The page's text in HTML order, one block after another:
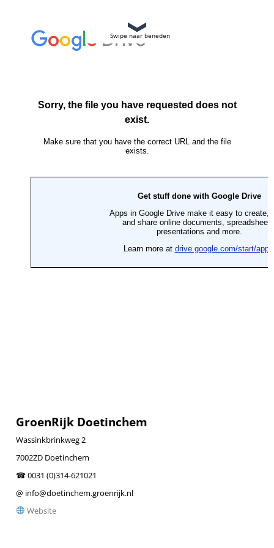
Swipe naar beneden
GroenRijk Doetinchem
Wassinkbrinkweg 2
7002ZD Doetinchem
☎ 0031 (0)314-621021
@ info@doetinchem.groenrijk.nl
Website